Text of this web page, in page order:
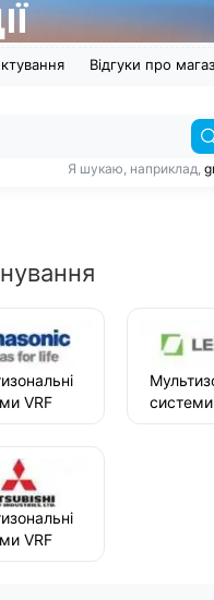
Відгуки про
Я шукаю, наприклад,
VRF
VRF